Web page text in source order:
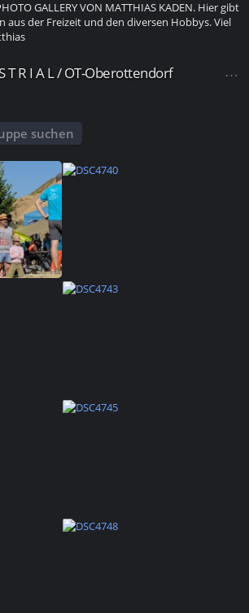
GALLERY VON MATTHIAS KADEN. Hier gibt
aus der Freizeit und den diversen Hobbys. Viel
T R I A L/OT-Oberottendorf
suchen